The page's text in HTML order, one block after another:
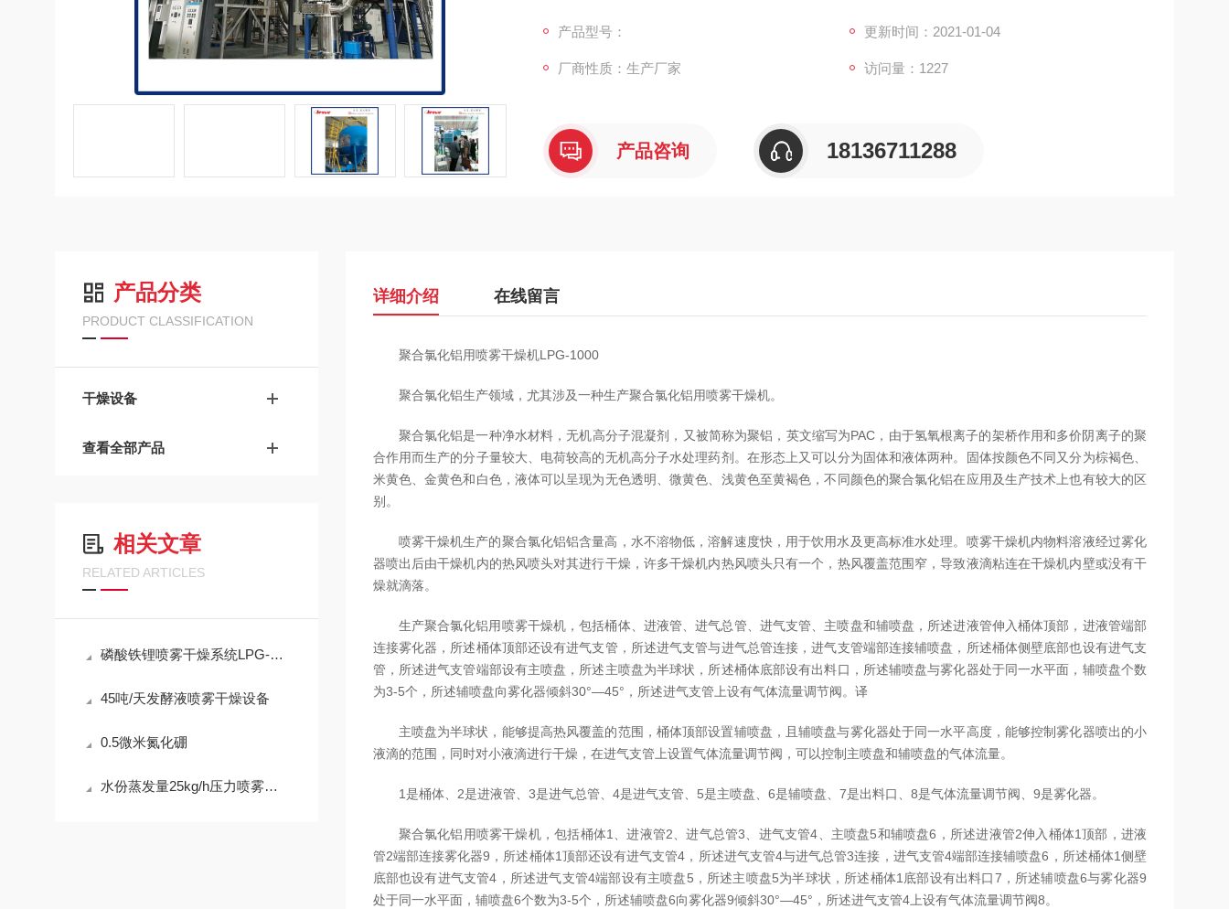
聚合氯化铝是一种净水材料，无机高分子混凝剂，又被简称为聚铝，英文缩写为PAC，由于氢氧根
产品型号： 更新时间：2021-01-04
厂商性质：生产厂家 访问量：1227
产品咨询 18136711288
产品分类
PRODUCT CLASSIFICATION
干燥设备
查看全部产品
相关文章
RELATED ARTICLES
磷酸铁锂喷雾干燥系统LPG-150
45吨/天发酵液喷雾干燥设备
0.5微米氮化硼
水份蒸发量25kg/h压力喷雾干燥机
详细介绍 在线留言
聚合氯化铝用喷雾干燥机LPG-1000
聚合氯化铝生产领域，尤其涉及一种生产聚合氯化铝用喷雾干燥机。
聚合氯化铝是一种净水材料，无机高分子混凝剂，又被简称为聚铝，英文缩写为PAC，由于氢氧根离子的架桥作用和多价阴离子的聚
合作用而生产的分子量较大、电荷较高的无机高分子水处理药剂。在形态上又可以分为固体和液体两种。固体按颜色不同又分为棕褐色、
米黄色、金黄色和白色，液体可以呈现为无色透明、微黄色、浅黄色至黄褐色，不同颜色的聚合氯化铝在应用及生产技术上也有较大的区
别。
喷雾干燥机生产的聚合氯化铝铝含量高，水不溶物低，溶解速度快，用于饮用水及更高标准水处理。喷雾干燥机内物料溶液经过雾化
器喷出后由干燥机内的热风喷头对其进行干燥，许多干燥机内热风喷头只有一个，热风覆盖范围窄，导致液滴粘连在干燥机内壁或没有干
燥就滴落。
生产聚合氯化铝用喷雾干燥机，包括桶体、进液管、进气总管、进气支管、主喷盘和辅喷盘，所述进液管伸入桶体顶部，进液管端部
连接雾化器，所述桶体顶部还设有进气支管，所述进气支管与进气总管连接，进气支管端部连接辅喷盘，所述桶体侧壁底部也设有进气支
管，所述进气支管端部设有主喷盘，所述主喷盘为半球状，所述桶体底部设有出料口，所述辅喷盘与雾化器处于同一水平面，辅喷盘个数
为3-5个，所述辅喷盘向雾化器倾斜30°—45°，所述进气支管上设有气体流量调节阀。译
主喷盘为半球状，能够提高热风覆盖的范围，桶体顶部设置辅喷盘，且辅喷盘与雾化器处于同一水平高度，能够控制雾化器喷出的小
液滴的范围，同时对小液滴进行干燥，在进气支管上设置气体流量调节阀，可以控制主喷盘和辅喷盘的气体流量。
1是桶体、2是进液管、3是进气总管、4是进气支管、5是主喷盘、6是辅喷盘、7是出料口、8是气体流量调节阀、9是雾化器。
聚合氯化铝用喷雾干燥机，包括桶体1、进液管2、进气总管3、进气支管4、主喷盘5和辅喷盘6，所述进液管2伸入桶体1顶部，进液
管2端部连接雾化器9，所述桶体1顶部还设有进气支管4，所述进气支管4与进气总管3连接，进气支管4端部连接辅喷盘6，所述桶体1侧壁
底部也设有进气支管4，所述进气支管4端部设有主喷盘5，所述主喷盘5为半球状，所述桶体1底部设有出料口7，所述辅喷盘6与雾化器9
处于同一水平面，辅喷盘6个数为3-5个，所述辅喷盘6向雾化器9倾斜30°—45°，所述进气支管4上设有气体流量调节阀8。